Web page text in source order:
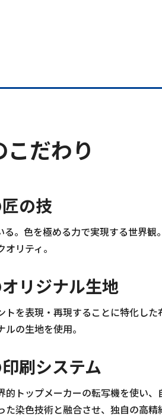
だわり
の技
。色を極める力で実現する世界観。
リティ。
リジナル生地
トを表現・再現することに特化し
の生地を使用。
刷システム
的トップメーカーの転写機を使い、
た染色技術と融合させ、独自の高